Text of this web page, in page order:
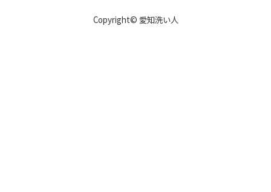
Copyright© 愛知洗い人